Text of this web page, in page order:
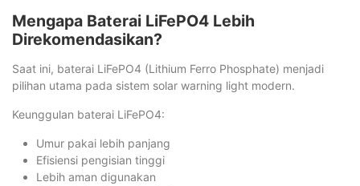
Mengapa Baterai LiFePO4 Lebih
Direkomendasikan?
Saat ini, baterai LiFePO4 (Lithium Ferro Phosphate) menjadi
pilihan utama pada sistem solar warning light modern.
Keunggulan baterai LiFePO4:
Umur pakai lebih panjang
Efisiensi pengisian tinggi
Lebih aman digunakan